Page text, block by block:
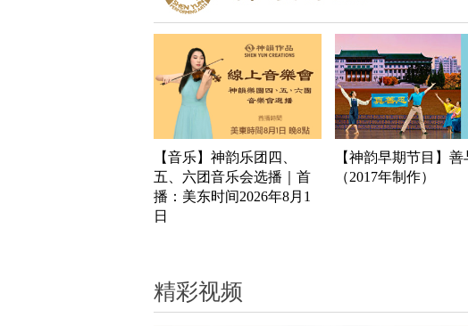
【音乐】神韵乐团四、
五、六团音乐会选播｜首
播：美东时间2026年8月1
日
【神韵早期节目】善
（2017年制作）
精彩视频